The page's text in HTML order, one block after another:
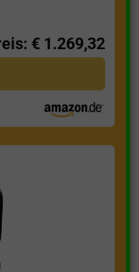
€ 1.269,32